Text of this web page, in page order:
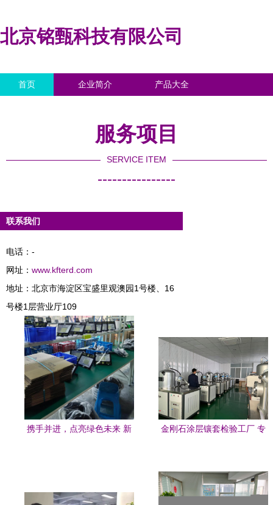
北京铭甄科技有限公司
首页 企业简介 产品大全
服务项目
SERVICE ITEM
----------------
联系我们
电话：-
网址： www.kfterd.com
地址：北京市海淀区宝盛里观澳园1号楼、16
号楼1层营业厅109
携手并进，点亮绿色未来 新
金刚石涂层镶套检验工厂 专